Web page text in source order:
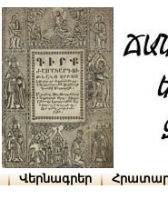
Վերնագրեր